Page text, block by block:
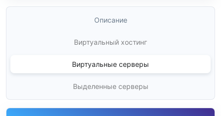
Описание
Виртуальный хостинг
Виртуальные серверы
Выделенные серверы